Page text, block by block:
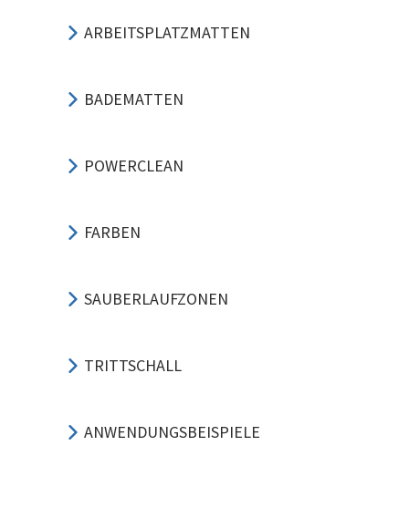
ARBEITSPLATZMATTEN
BADEMATTEN
POWERCLEAN
FARBEN
SAUBERLAUFZONEN
TRITTSCHALL
ANWENDUNGSBEISPIELE